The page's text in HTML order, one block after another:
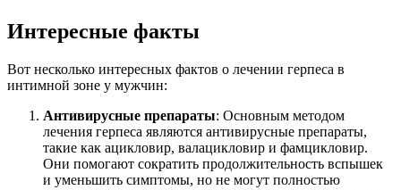
Интересные факты
Вот несколько интересных фактов о лечении герпеса в
интимной зоне у мужчин:
Антивирусные препараты: Основным методом
лечения герпеса являются антивирусные препараты,
такие как ацикловир, валацикловир и фамцикловир.
Они помогают сократить продолжительность вспышек
и уменьшить симптомы, но не могут полностью